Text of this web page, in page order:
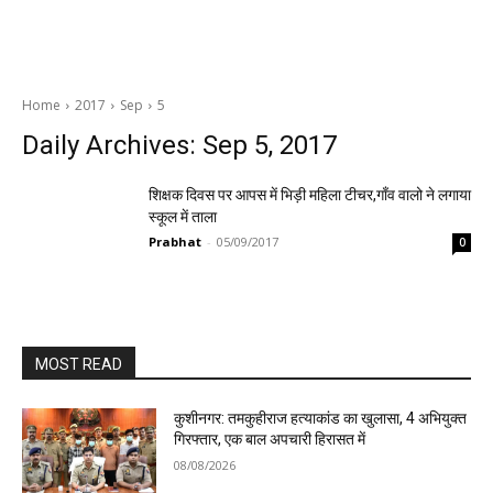
Home 2017 Sep 5
Daily Archives: Sep 5, 2017
शिक्षक दिवस पर आपस में भिड़ी महिला टीचर,गाँव वालो ने लगाया
स्कूल में ताला
Prabhat - 05/09/2017 0
MOST READ
कुशीनगर: तमकुहीराज हत्याकांड का खुलासा, 4 अभियुक्त
गिरफ्तार, एक बाल अपचारी हिरासत में
08/08/2026